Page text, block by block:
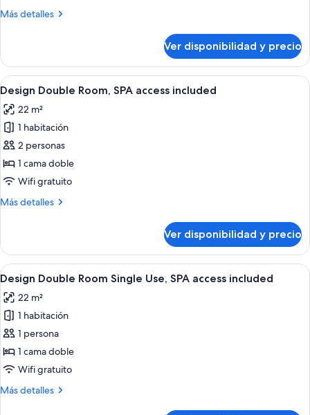
SPA
Más detalles
Más
Suite
Villa,
SPA
access
included
Ver disponibilidad y precio
Ver
todas
las
fotos
de
Design
Double
SPA
Habitación de hotel moderna con
7
Design Double Room, SPA access included
22 m²
1 habitación
2 personas
1 cama doble
Wifi gratuito
Más detalles
Más
Double
Room,
SPA
access
included
Ver disponibilidad y precio
Ver
todas
las
fotos
de
Design
Double
Single
Una habitación de hotel con una
4
Design Double Room Single Use, SPA access included
22 m²
1 habitación
1 persona
1 cama doble
Wifi gratuito
Más detalles
Más